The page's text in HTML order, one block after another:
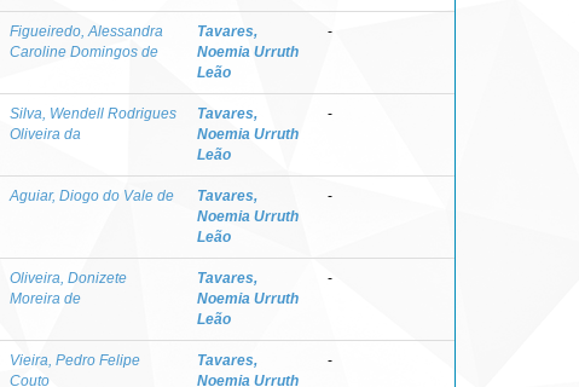
Figueiredo, Alessandra
Caroline Domingos de
Tavares,
Noemia Urruth
Leão
-
Silva, Wendell Rodrigues
Oliveira da
Tavares,
Noemia Urruth
Leão
-
Aguiar, Diogo do Vale de
Tavares,
Noemia Urruth
Leão
-
Oliveira, Donizete
Moreira de
Tavares,
Noemia Urruth
Leão
-
Vieira, Pedro Felipe
Couto
Tavares,
Noemia Urruth
-